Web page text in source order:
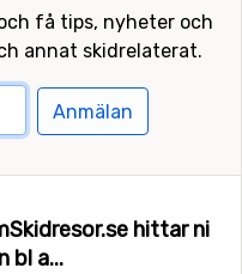
få tips, nyheter och
annat skidrelaterat.
Anmälan
hittar ni
bl a...